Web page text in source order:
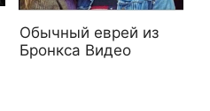
Обычный еврей из
Бронкса Видео